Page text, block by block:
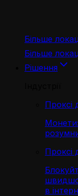
Більше
Більше
Рішення
Проксі
Проксі
в